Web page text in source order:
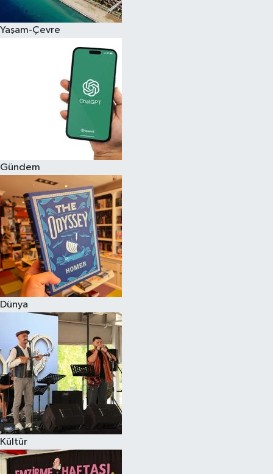
Yaşam-Çevre
Gündem
Dünya
Kültür